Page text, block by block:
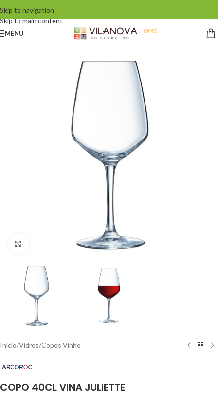
Skip to navigation
Skip to main content
MENU
Início/Vidros/Copos Vinho
COPO 40CL VINA JULIETTE